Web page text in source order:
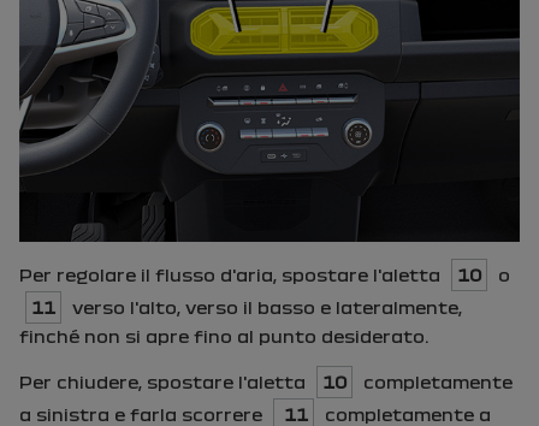
Per regolare il flusso d'aria, spostare l'aletta 10
o
11
verso l'alto, verso il basso e lateralmente,
finché non si apre fino al punto desiderato.
Per chiudere, spostare l'aletta 10
completamente
a sinistra e farla scorrere
11
completamente a